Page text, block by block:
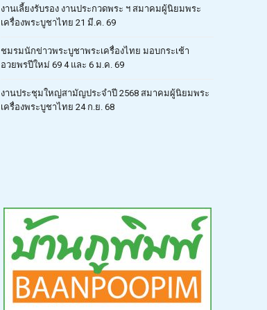
งานเลี้ยงรับรอง งานประกวดพระ ฯ สมาคมผู้นิยมพระ
เครื่องพระบูชาไทย 21 มี.ค. 69
ชมรมนักข่าวพระบูชาพระเครื่องไทย มอบกระเช้า
อวยพรปีใหม่ 69 4 และ 6 ม.ค. 69
งานประชุมใหญ่สามัญประจำปี 2568 สมาคมผู้นิยมพระ
เครื่องพระบูชาไทย 24 ก.ย. 68